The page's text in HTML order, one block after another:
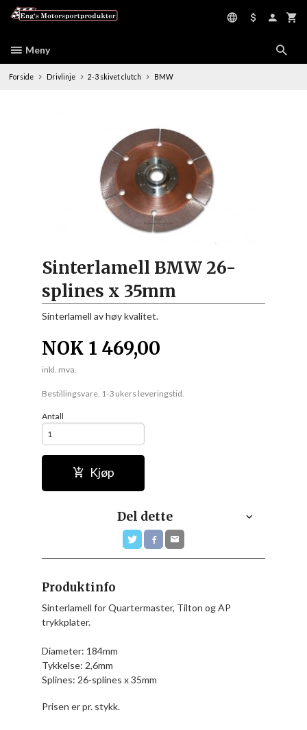
Meny
Forside Drivlinje 2-3 skivet clutch BMW
Sinterlamell BMW 26-
splines x 35mm
Sinterlamell av høy kvalitet.
NOK 1 469,00
inkl. mva.
Bestillingsvare, 1-3 ukers leveringstid.
Antall
Kjøp
Del dette
Produktinfo
Sinterlamell for Quartermaster, Tilton og AP
trykkplater.
Diameter: 184mm
Tykkelse: 2,6mm
Splines: 26-splines x 35mm
Prisen er pr. stykk.